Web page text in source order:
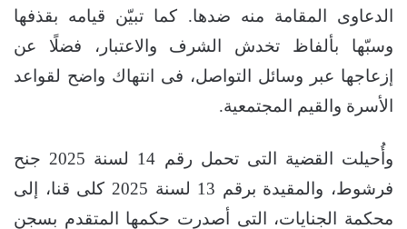
الدعاوى المقامة منه ضدها. كما تبيّن قيامه بقذفها
وسبّها بألفاظ تخدش الشرف والاعتبار، فضلًا عن
إزعاجها عبر وسائل التواصل، فى انتهاك واضح لقواعد
الأسرة والقيم المجتمعية.
وأُحيلت القضية التى تحمل رقم 14 لسنة 2025 جنح
فرشوط، والمقيدة برقم 13 لسنة 2025 كلى قنا، إلى
محكمة الجنايات، التى أصدرت حكمها المتقدم بسجن